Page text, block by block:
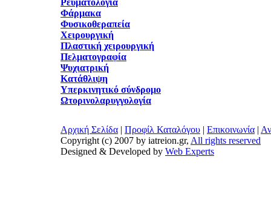
Ρευματολογία
Φάρμακα
Φυσικοθεραπεία
Χειρουργική
Πλαστική χειρουργική
Πελματογραφία
Ψυχιατρική
Κατάθλιψη
Υπερκινητικό σύνδρομο
Ωτορινολαρυγγολογία
Αρχική Σελίδα | Προφίλ Καταλόγου | Επικοινωνία |
Copyright (c) 2007 by iatreion.gr, All rights reserved
Designed & Developed by Web Experts